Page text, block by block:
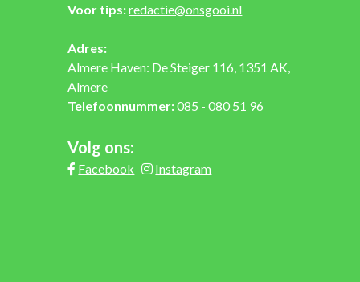
Voor tips:redactie@onsgooi.nl
Adres:
Almere Haven: De Steiger 116, 1351 AK,
Almere
Telefoonnummer:085 - 080 51 96
Volg ons:
Facebook Instagram